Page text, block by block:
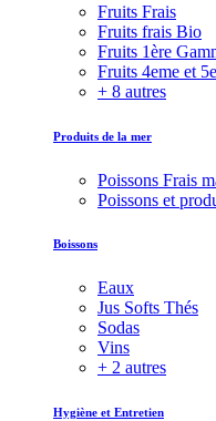
Fruits Frais
Fruits frais Bio
Fruits 1ère
Fruits 4eme et
+ 8 autres
Produits de la mer
Poissons Frais
Poissons et
Boissons
Eaux
Jus Softs Thés
Sodas
Vins
+ 2 autres
Hygiène et Entretien